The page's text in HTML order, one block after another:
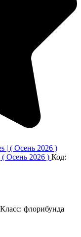
Осень 2026 ) Код:
флорибунда